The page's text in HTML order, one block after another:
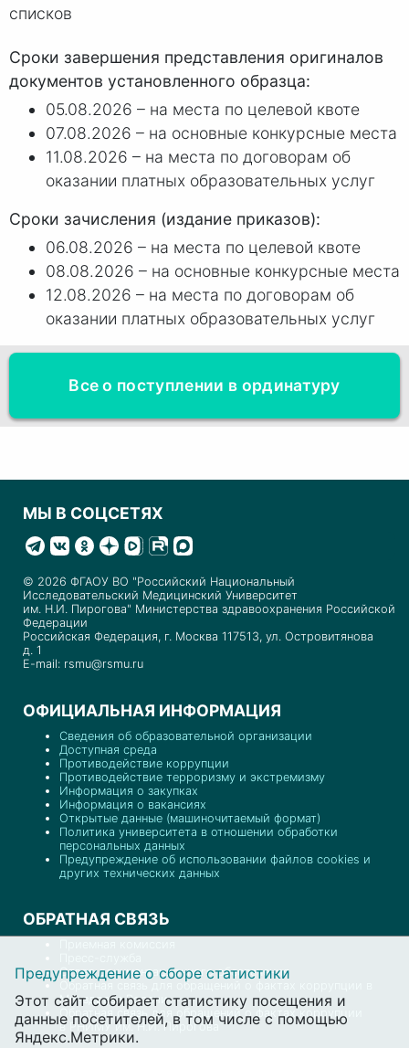
списков
Сроки завершения представления оригиналов
документов установленного образца:
05.08.2026 – на места по целевой квоте
07.08.2026 – на основные конкурсные места
11.08.2026 – на места по договорам об
оказании платных образовательных услуг
Сроки зачисления (издание приказов):
06.08.2026 – на места по целевой квоте
08.08.2026 – на основные конкурсные места
12.08.2026 – на места по договорам об
оказании платных образовательных услуг
Все о поступлении в ординатуру
МЫ В СОЦСЕТЯХ
© 2026 ФГАОУ ВО "Российский Национальный
Исследовательский Медицинский Университет
им. Н.И. Пирогова" Министерства здравоохранения Российской
Федерации
Российская Федерация, г. Москва 117513, ул. Островитянова
д. 1
E-mail: rsmu@rsmu.ru
ОФИЦИАЛЬНАЯ ИНФОРМАЦИЯ
Сведения об образовательной организации
Доступная среда
Противодействие коррупции
Противодействие терроризму и экстремизму
Информация о закупках
Информация о вакансиях
Открытые данные (машиночитаемый формат)
Политика университета в отношении обработки
персональных данных
Предупреждение об использовании файлов cookies и
других технических данных
ОБРАТНАЯ СВЯЗЬ
Отдел документационного обеспечения
Обратная связь для обращений о фактах коррупции в
Минздраве России
Обратная связь для обращений о фактах коррупции
в РНИМУ им. Н.И. Пирогова
Предупреждение о сборе статистики
Этот сайт собирает статистику посещения и
данные посетителей, в том числе с помощью
Яндекс.Метрики.